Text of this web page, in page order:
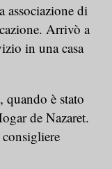
associazione di
Arrivò a
in una casa
è stato
de Nazaret.